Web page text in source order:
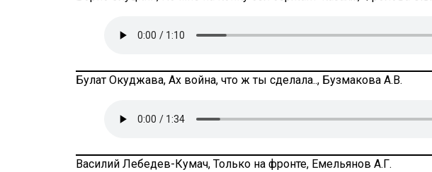
Булат Окуджава, Ах война, что ж ты сделала.., Бузмакова А.В.
Василий Лебедев-Кумач, Только на фронте, Емельянов А.Г.